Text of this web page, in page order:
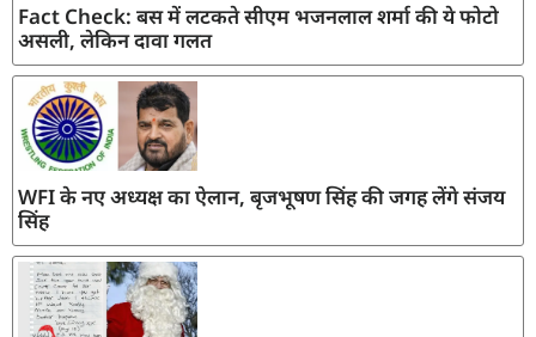
Fact Check: बस में लटकते सीएम भजनलाल शर्मा की ये फोटो
असली, लेकिन दावा गलत
WFI के नए अध्यक्ष का ऐलान, बृजभूषण सिंह की जगह लेंगे संजय
सिंह